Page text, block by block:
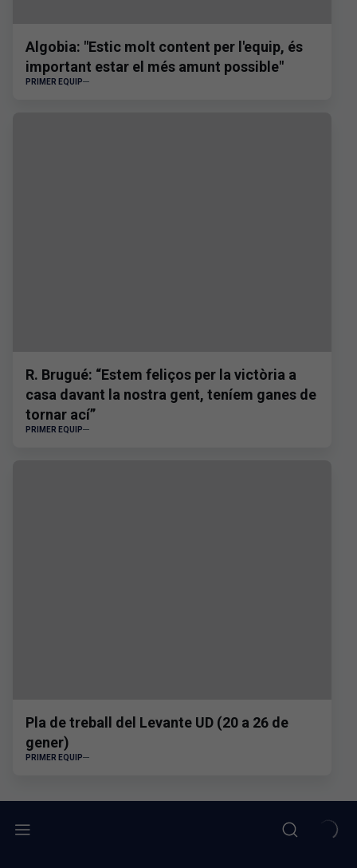
Algobia: "Estic molt content per l'equip, és
important estar el més amunt possible"
PRIMER EQUIP
R. Brugué: “Estem feliços per la victòria a
casa davant la nostra gent, teníem ganes de
tornar ací”
PRIMER EQUIP
Pla de treball del Levante UD (20 a 26 de
gener)
PRIMER EQUIP